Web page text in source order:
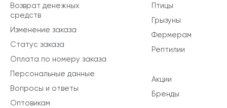
Птицы
Грызуны
Фермерам
Рептилии
Акции
Бренды
Возврат денежных
средств
Изменение заказа
Статус заказа
Оплата по номеру заказа
Персональные данные
Вопросы и ответы
Оптовикам